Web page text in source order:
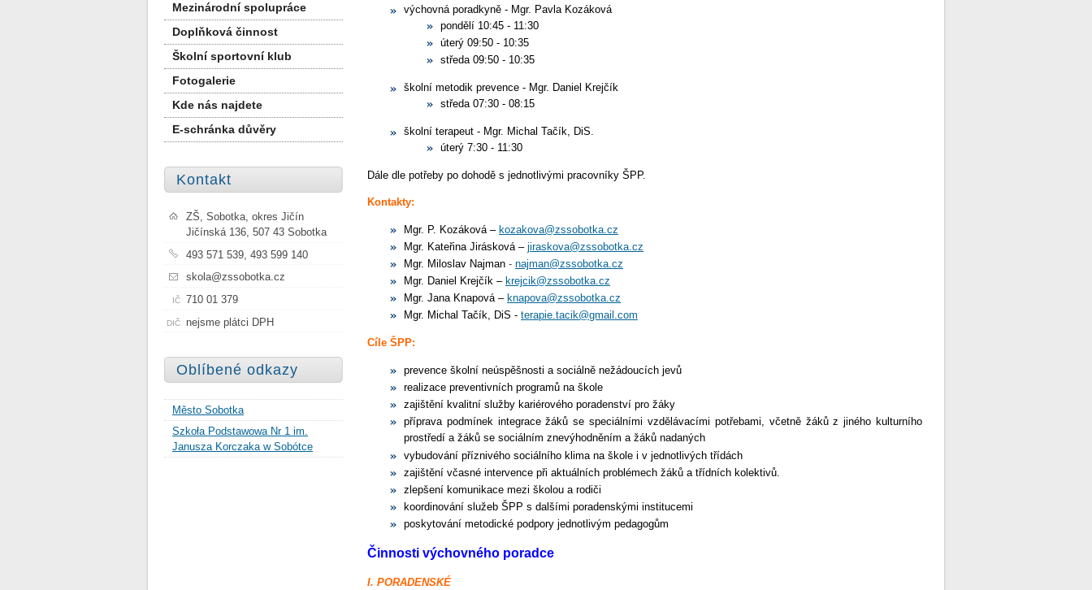
výchovná poradkyně - Mgr. Pavla Kozáková
pondělí 10:45 - 11:30
úterý 09:50 - 10:35
středa 09:50 - 10:35
školní metodik prevence - Mgr. Daniel Krejčík
středa 07:30 - 08:15
školní terapeut - Mgr. Michal Tačík, DiS.
úterý 7:30 - 11:30
Dále dle potřeby po dohodě s jednotlivými pracovníky ŠPP.
Kontakty:
Mgr. P. Kozáková – kozakova@zssobotka.cz
Mgr. Kateřina Jirásková – jiraskova@zssobotka.cz
Mgr. Miloslav Najman - najman@zssobotka.cz
Mgr. Daniel Krejčík – krejcik@zssobotka.cz
Mgr. Jana Knapová – knapova@zssobotka.cz
Mgr. Michal Tačík, DiS - terapie.tacik@gmail.com
Cíle ŠPP:
prevence školní neúspěšnosti a sociálně nežádoucích jevů
realizace preventivních programů na škole
zajištění kvalitní služby kariérového poradenství pro žáky
příprava podmínek integrace žáků se speciálními vzdělávacími potřebami, včetně žáků z jiného kulturního
prostředí a žáků se sociálním znevýhodněním a žáků nadaných
vybudování příznivého sociálního klima na škole i v jednotlivých třídách
zajištění včasné intervence při aktuálních problémech žáků a třídních kolektivů.
zlepšení komunikace mezi školou a rodiči
koordinování služeb ŠPP s dalšími poradenskými institucemi
poskytování metodické podpory jednotlivým pedagogům
Činnosti výchovného poradce
I. PORADENSKÉ
Mezinárodní spolupráce
Doplňková činnost
Školní sportovní klub
Fotogalerie
Kde nás najdete
E-schránka důvěry
Kontakt
ZŠ, Sobotka, okres Jičín
Jičínská 136, 507 43 Sobotka
493 571 539, 493 599 140
skola@zssobotka.cz
IČ 710 01 379
DIČ nejsme plátci DPH
Oblíbené odkazy
Město Sobotka
Szkoła Podstawowa Nr 1 im.
Janusza Korczaka w Sobótce